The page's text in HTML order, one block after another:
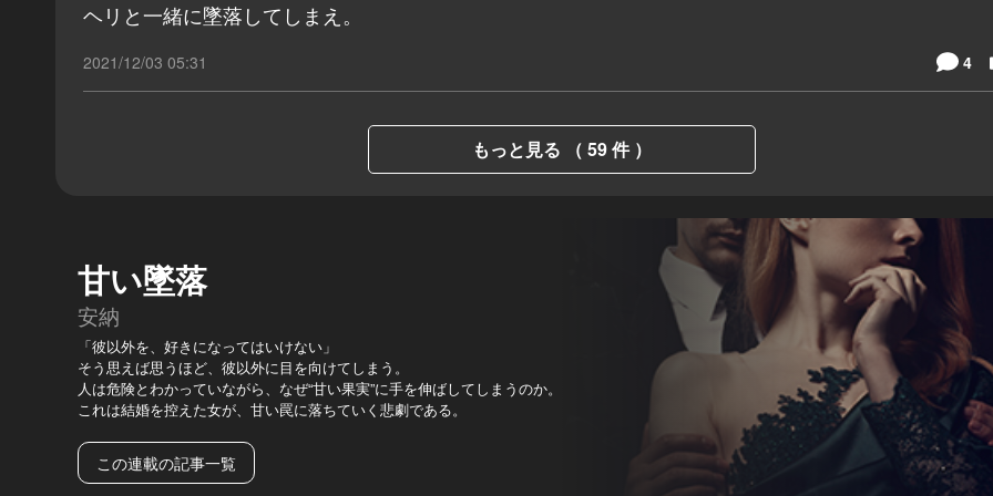
ヘリと一緒に墜落してしまえ。
2021/12/03 05:31 4
もっと見る （ 59 件 ）
甘い墜落
安納
「彼以外を、好きになってはいけない」
そう思えば思うほど、彼以外に目を向けてしまう。
人は危険とわかっていながら、なぜ“甘い果実”に手を伸ばしてしまうのか。
これは結婚を控えた女が、甘い罠に落ちていく悲劇である。
この連載の記事一覧